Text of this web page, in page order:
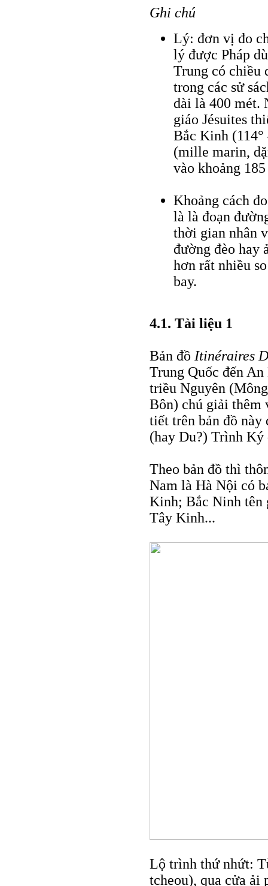
Ghi chú
Lý: đơn vị đo
lý được Pháp
Trung có chiều
trong các sử
dài là 400 mét.
giáo Jésuites
Bắc Kinh (114°
(mille marin,
vào khoảng
Khoảng cách
là là đoạn
thời gian nhân
đường đèo hay
hơn rất nhiều
bay.
4.1. Tài liệu 1
Bản đồ Itinéraires
Trung Quốc đến
triều Nguyên
Bôn) chú giải thêm
tiết trên bản đồ
(hay Du?) Trình Ký
Theo bản đồ thì
Nam là Hà Nội có
Kinh; Bắc Ninh tên
Tây Kinh...
Lộ trình thứ nhứt:
tcheou), qua cửa